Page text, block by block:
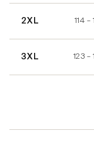
2XL 114 –
3XL 123 –